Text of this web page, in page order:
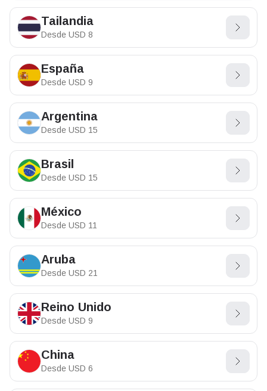
Tailandia
Desde USD 8
España
Desde USD 9
Argentina
Desde USD 15
Brasil
Desde USD 15
México
Desde USD 11
Aruba
Desde USD 21
Reino Unido
Desde USD 9
China
Desde USD 6